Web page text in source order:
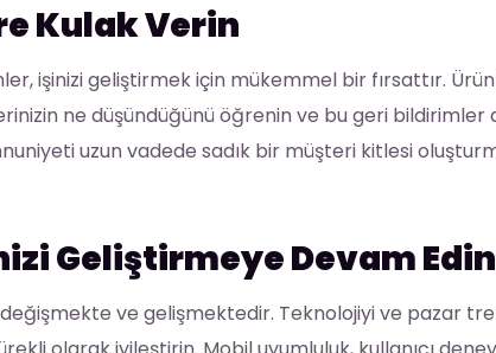
Kulak Verin
işinizi geliştirmek için mükemmel bir fırsattır.
ne düşündüğünü öğrenin ve bu geri bildirimler
uzun vadede sadık bir müşteri kitlesi
Geliştirmeye Devam Edin
ve gelişmektedir. Teknolojiyi ve pazar